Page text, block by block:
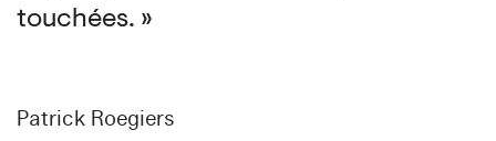
touchées. »
Patrick Roegiers